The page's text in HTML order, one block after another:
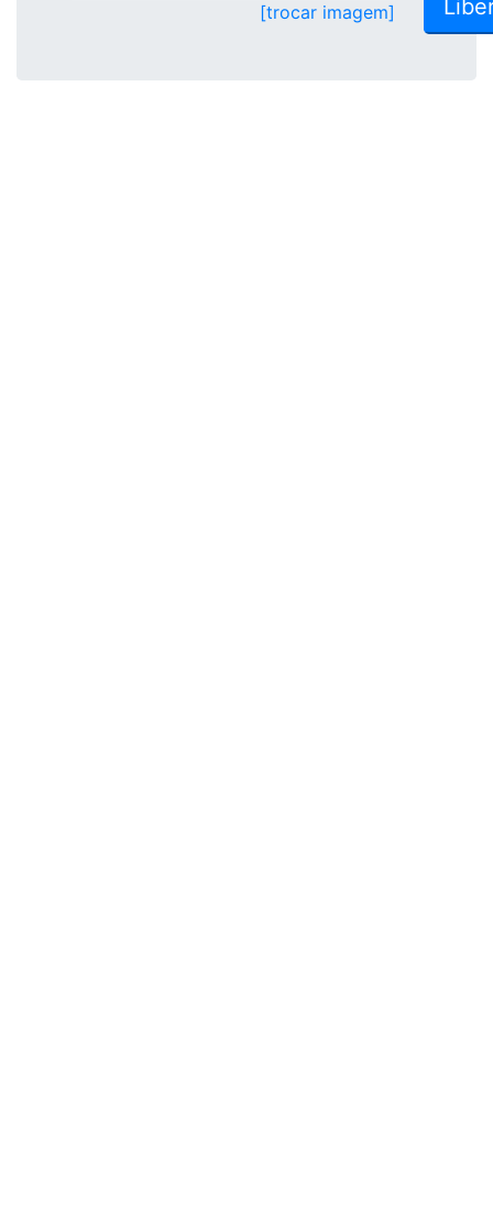
[trocar imagem]